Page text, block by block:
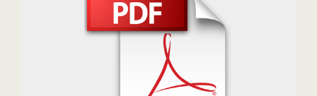
FV Energierohstoff & Kraftstoff